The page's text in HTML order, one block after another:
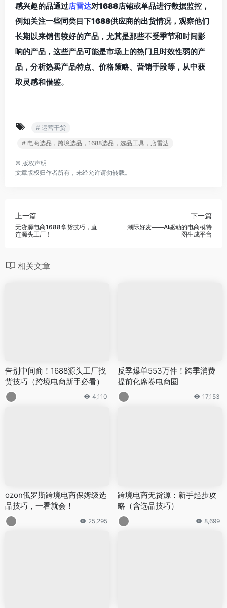
感兴趣的品通过店雷达对1688店铺或单品进行数据监控，
例如关注一些同类目下1688供应商的出货情况，观察他们
长期以来销售较好的产品，尤其是那些不受季节和时间影
响的产品，这些产品可能是市场上的热门且时效性弱的产
品，分析热卖产品特点、价格策略、营销手段等，从中获
取灵感和借鉴。
# 运营干货
# 电商选品，跨境选品，1688选品，选品工具，店雷达
© 版权声明
文章版权归作者所有，未经允许请勿转载。
上一篇
无货源电商1688拿货技巧，直
连源头工厂！
下一篇
潮际好麦——AI驱动的电商模特
图生成平台
相关文章
告别中间商！1688源头工厂找
货技巧（跨境电商新手必看）
4,110
反季爆单553万件！跨季消费
提前化席卷电商圈
17,153
ozon俄罗斯跨境电商保姆级选
品技巧，一看就会！
25,295
跨境电商无货源：新手起步攻
略（含选品技巧）
8,699